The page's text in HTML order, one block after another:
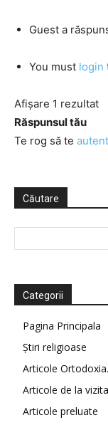
Guest a
You must login
Afișare 1 rezultat
Răspunsul tău
Te rog să te
Căutare
Categorii
Pagina Principala
Știri religioase
Articole
Articole de la
Articole preluate